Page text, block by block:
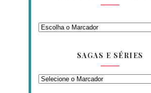
SAGAS E SÉRIES